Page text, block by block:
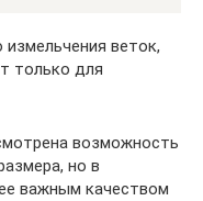
веток,
только для
возможность
но в
важным качеством